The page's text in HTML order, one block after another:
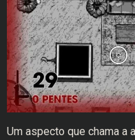
Um aspecto que chama a